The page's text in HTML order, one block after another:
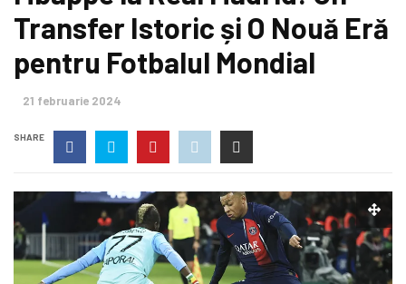
Transfer Istoric și O Nouă Eră
pentru Fotbalul Mondial
21 februarie 2024
SHARE